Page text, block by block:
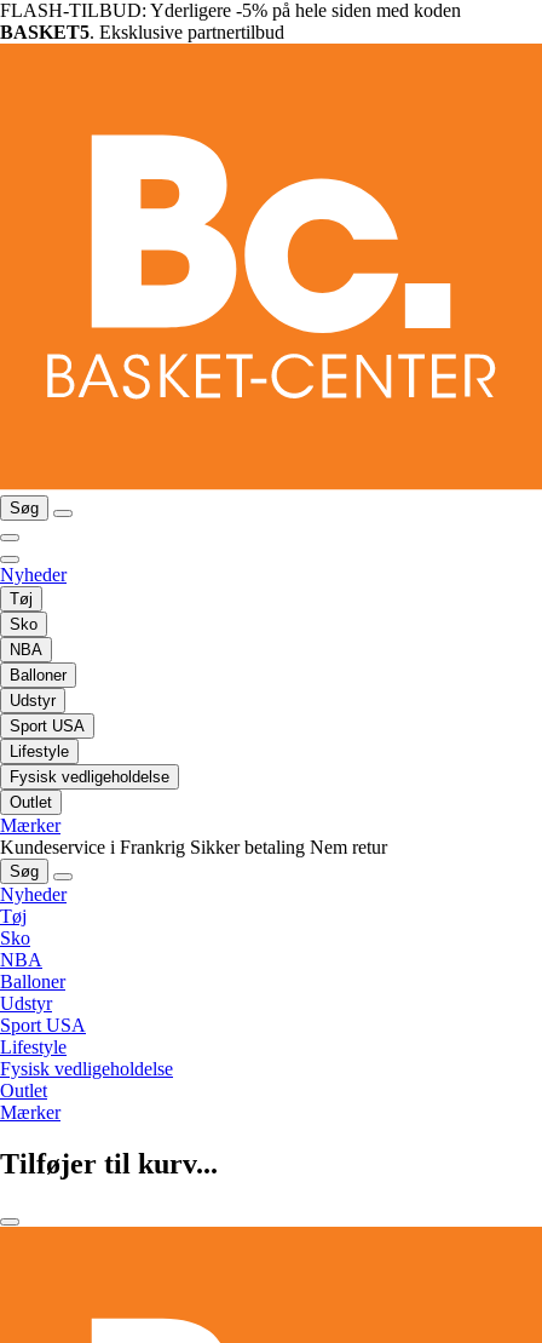
FLASH-TILBUD: Yderligere -5% på hele siden med koden
BASKET5. Eksklusive partnertilbud
Søg
Nyheder
Tøj
Sko
NBA
Balloner
Udstyr
Sport USA
Lifestyle
Fysisk vedligeholdelse
Outlet
Mærker
Kundeservice i Frankrig Sikker betaling Nem retur
Søg
Nyheder
Tøj
Sko
NBA
Balloner
Udstyr
Sport USA
Lifestyle
Fysisk vedligeholdelse
Outlet
Mærker
Tilføjer til kurv...